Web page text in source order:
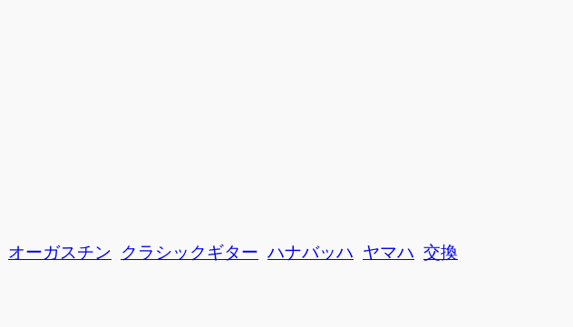
オーガスチン クラシックギター ハナバッハ ヤマハ 交換